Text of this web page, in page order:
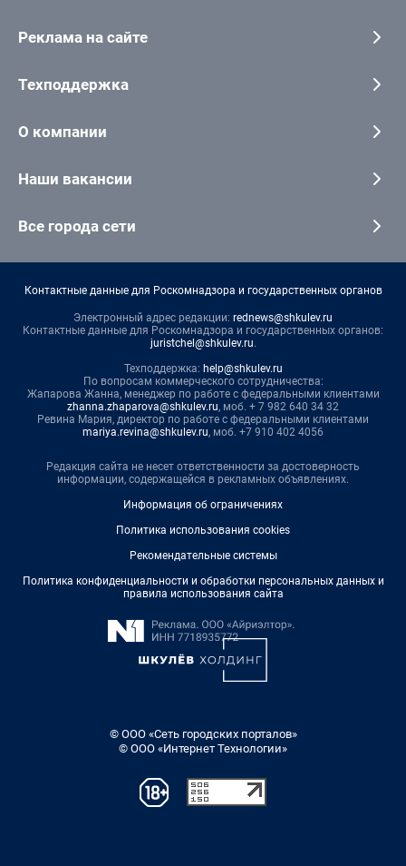
Реклама на сайте
Техподдержка
О компании
Наши вакансии
Все города сети
Контактные данные для Роскомнадзора и государственных органов
Электронный адрес редакции: rednews@shkulev.ru
Контактные данные для Роскомнадзора и государственных органов:
juristchel@shkulev.ru.
Техподдержка: help@shkulev.ru
По вопросам коммерческого сотрудничества:
Жапарова Жанна, менеджер по работе с федеральными клиентами
zhanna.zhaparova@shkulev.ru, моб. + 7 982 640 34 32
Ревина Мария, директор по работе с федеральными клиентами
mariya.revina@shkulev.ru, моб. +7 910 402 4056
Редакция сайта не несет ответственности за достоверность
информации, содержащейся в рекламных объявлениях.
Информация об ограничениях
Политика использования cookies
Рекомендательные системы
Политика конфиденциальности и обработки персональных данных и
правила использования сайта
© ООО «Сеть городских порталов»
© ООО «Интернет Технологии»